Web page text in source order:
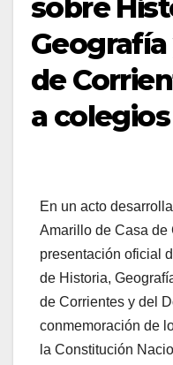
sobre
de
a
En un acto
Amarillo de Casa de
presentación oficial
de Historia,
de Corrientes y del
conmemoración de
la Constitución